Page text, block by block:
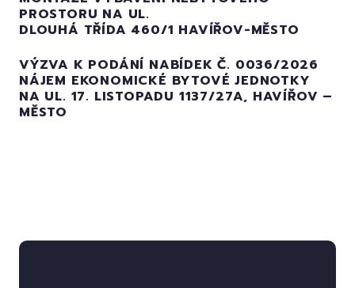
PROSTORU NA UL.
DLOUHÁ TŘÍDA 460/1 HAVÍŘOV-MĚSTO
VÝZVA K PODÁNÍ NABÍDEK Č. 0036/2026
NÁJEM EKONOMICKÉ BYTOVÉ JEDNOTKY
NA UL. 17. LISTOPADU 1137/27A, HAVÍŘOV –
MĚSTO